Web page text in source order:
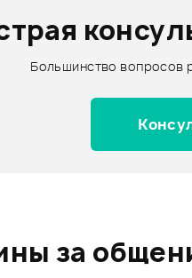
Большинство
за